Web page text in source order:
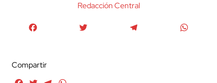
Redacción Central
Compartir